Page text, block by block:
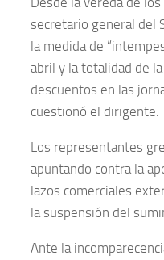
secretario general del
la medida de
abril y la totalidad de
descuentos en las
cuestionó el dirigente.
Los representantes
apuntando contra la
lazos comerciales
la suspensión del
Ante la